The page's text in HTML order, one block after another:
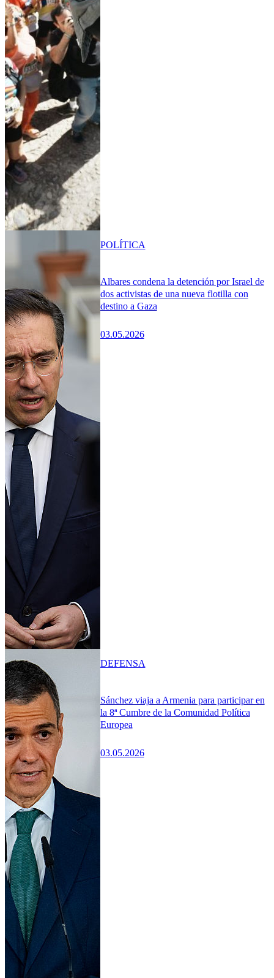
Albares condena la detención por Israel de
dos activistas de una nueva flotilla con
destino a Gaza
03.05.2026
POLÍTICA
Sánchez viaja a Armenia para participar en
la 8ª Cumbre de la Comunidad Política
Europea
03.05.2026
DEFENSA